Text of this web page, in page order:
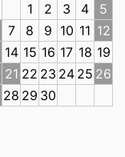
1
2 3 4
5
7 8 9 10 11 12
14 15 16 17 18 19
21 22 23 24 25 26
28 29 30